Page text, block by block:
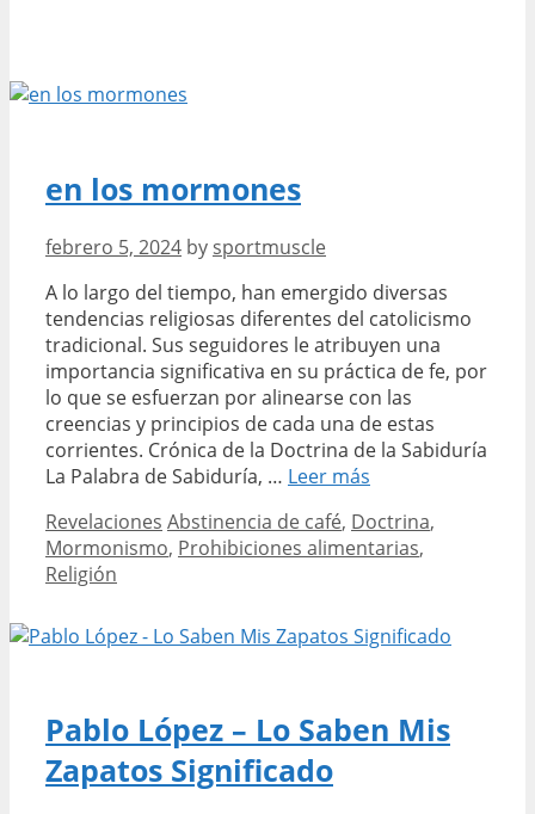
en los mormones
febrero 5, 2024 by sportmuscle
A lo largo del tiempo, han emergido diversas
tendencias religiosas diferentes del catolicismo
tradicional. Sus seguidores le atribuyen una
importancia significativa en su práctica de fe, por
lo que se esfuerzan por alinearse con las
creencias y principios de cada una de estas
corrientes. Crónica de la Doctrina de la Sabiduría
La Palabra de Sabiduría, … Leer más
mormones
Categories
Revelaciones Tags
Abstinencia de café, Doctrina,
Mormonismo, Prohibiciones alimentarias,
Religión
Pablo López – Lo Saben Mis
Zapatos Significado